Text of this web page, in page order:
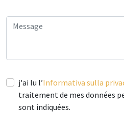
j'ai lu l’Informativa sulla
traitement de mes données
sont indiquées.